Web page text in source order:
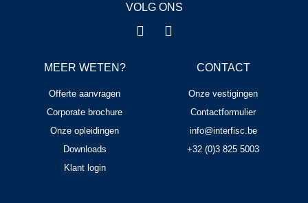
CONTACT
Onze vestigingen
Contactformulier
info@interfisc.be
+32 (0)3 825 5003
MEER WETEN?
Offerte aanvragen
Corporate brochure
Onze opleidingen
Downloads
Klant login
VOLG ONS